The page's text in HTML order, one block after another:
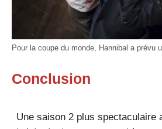
Pour la coupe du monde, Hannibal a prévu
Conclusion
Une saison 2 plus spectaculaire